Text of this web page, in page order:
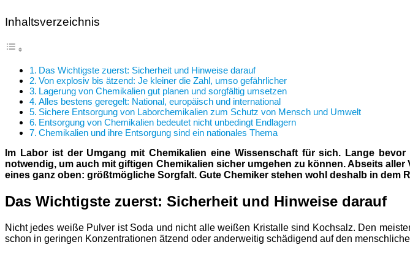
Inhaltsverzeichnis
Das Wichtigste zuerst: Sicherheit und Hinweise darauf
Von explosiv bis ätzend: Je kleiner die Zahl, umso gefährlicher
Lagerung von Chemikalien gut planen und sorgfältig umsetzen
Alles bestens geregelt: National, europäisch und international
Sichere Entsorgung von Laborchemikalien zum Schutz von Mensch und Umwelt
Entsorgung von Chemikalien bedeutet nicht unbedingt Endlagern
Chemikalien und ihre Entsorgung sind ein nationales Thema
Im Labor ist der Umgang mit Chemikalien eine Wissenschaft für sich. Lange
notwendig, um auch mit giftigen Chemikalien sicher umgehen zu können. Abseits
eines ganz oben: größtmögliche Sorgfalt. Gute Chemiker stehen wohl deshalb in
Das Wichtigste zuerst: Sicherheit und Hinweise darauf
Nicht jedes weiße Pulver ist Soda und nicht alle weißen Kristalle sind Kochsalz. Den
schon in geringen Konzentrationen ätzend oder anderweitig schädigend auf den